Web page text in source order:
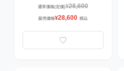
【100-400ｍ、ハードル向け】
通常価格(定価)¥28,600
販売価格¥28,600 税込